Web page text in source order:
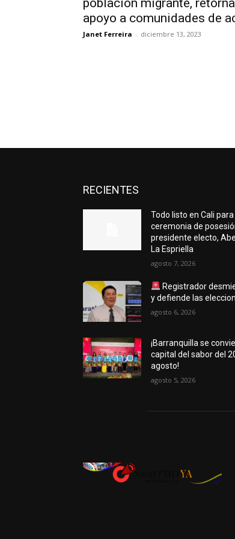
población migrante,
apoyo a comunidades de
Janet Ferreira - diciembre 13, 2023
RECIENTES
Todo listo en Cali para
ceremonia de
presidente electo,
La Espriella
agosto 7, 2026
Registrador
y defiende las
agosto 6, 2026
¡Barranquilla se
capital del sabor del
agosto!
agosto 5, 2026